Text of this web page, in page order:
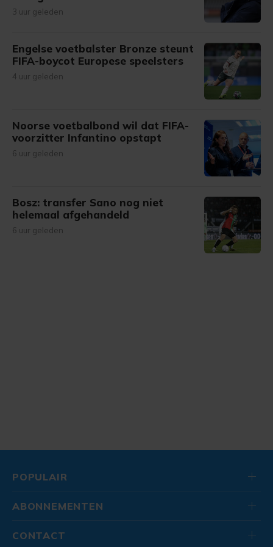
3 uur geleden
Engelse voetbalster Bronze steunt
FIFA-boycot Europese speelsters
4 uur geleden
Noorse voetbalbond wil dat FIFA-
voorzitter Infantino opstapt
6 uur geleden
Bosz: transfer Sano nog niet
helemaal afgehandeld
6 uur geleden
POPULAIR
ABONNEMENTEN
CONTACT